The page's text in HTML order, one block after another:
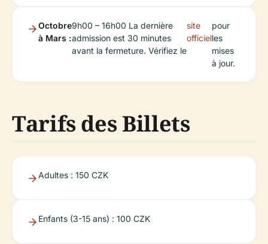
Octobre
à Mars :
9h00 – 16h00 La dernière
admission est 30 minutes
avant la fermeture. Vérifiez le
site
officiel
pour
les
mises
à jour.
Tarifs des Billets
Adultes : 150 CZK
Enfants (3-15 ans) : 100 CZK